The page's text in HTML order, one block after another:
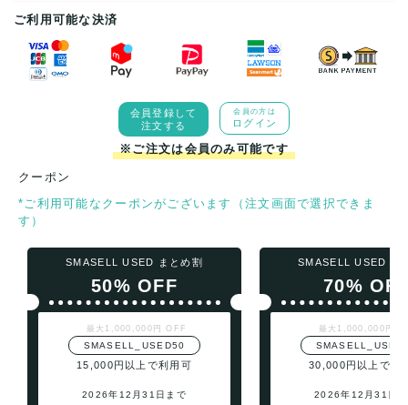
ご利用可能な決済
会員登録して
注文する
会員の方は
ログイン
※ご注文は会員のみ可能です
クーポン
*ご利用可能なクーポンがございます（注文画面で選択できま
す）
SMASELL USED まとめ割
50% OFF
最大1,000,000円 OFF
SMASELL_USED50
15,000円以上で利用可
2026年12月31日まで
SMASELL USED ま
70%
最大1,000,000円
30,000円以上で利
2026年12月31日